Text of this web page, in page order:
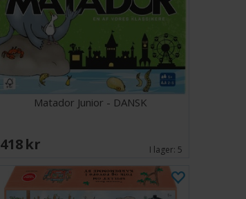
Matador Junior - DANSK
418 SEK I lager: 5